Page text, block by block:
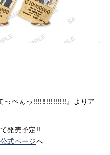
っぺんっ!!!!!!!!!!!!!!!』よりア
発売予定!!
式ページへ